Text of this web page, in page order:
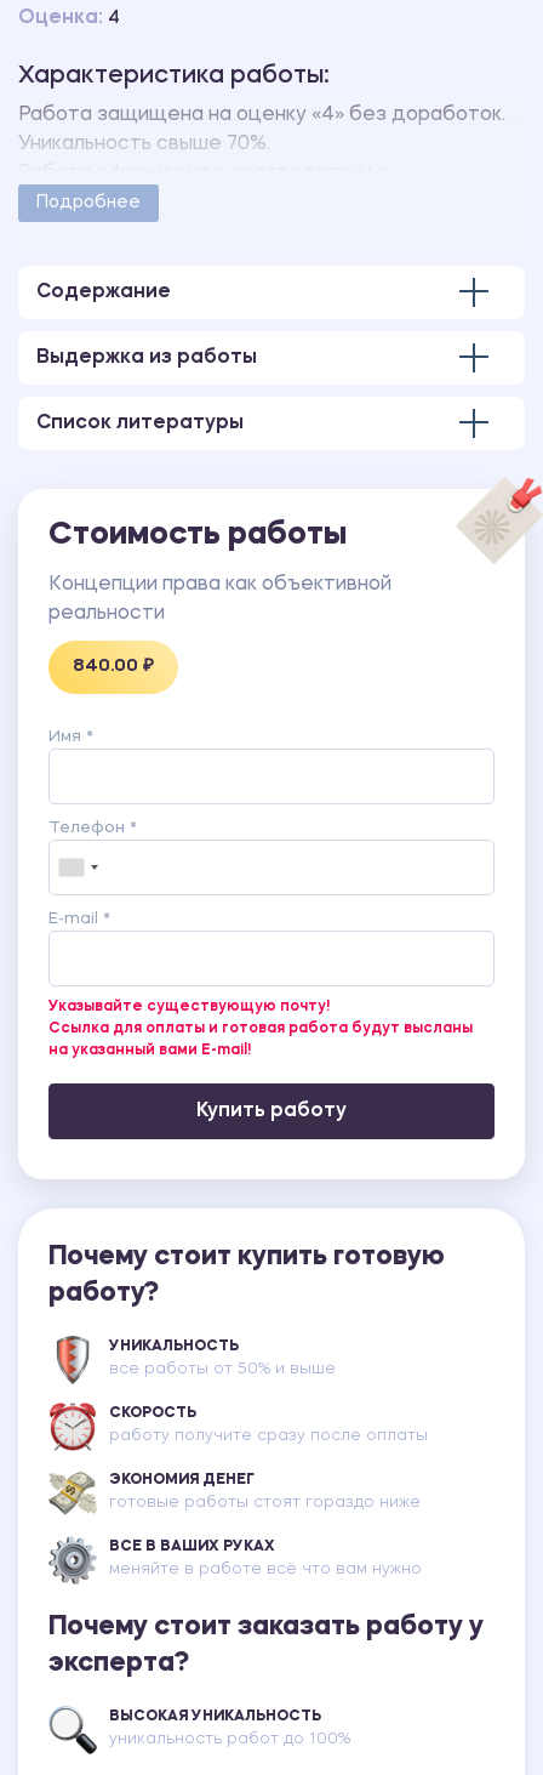
Оценка: 4
Характеристика работы:
Работа защищена на оценку «4» без доработок.
Уникальность свыше 70%.
методическими указаниями учебного заведения.
Подробнее
Содержание
Выдержка из работы
Список литературы
Стоимость работы
Концепции права как объективной
реальности
840.00 ₽
Имя *
Телефон *
E-mail *
Указывайте существующую почту!
Ссылка для оплаты и готовая работа будут высланы
на указанный вами E-mail!
Купить работу
Почему стоит купить готовую
работу?
УНИКАЛЬНОСТЬ
все работы от 50% и выше
СКОРОСТЬ
работу получите сразу после оплаты
ЭКОНОМИЯ ДЕНЕГ
готовые работы стоят гораздо ниже
ВСЕ В ВАШИХ РУКАХ
меняйте в работе всё что вам нужно
Почему стоит заказать работу у
эксперта?
ВЫСОКАЯ УНИКАЛЬНОСТЬ
уникальность работ до 100%